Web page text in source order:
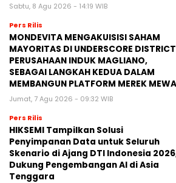
Sabtu, 8 Agu 2026 - 14:19 WIB
Pers Rilis
MONDEVITA MENGAKUISISI SAHAM
MAYORITAS DI UNDERSCORE
PERUSAHAAN INDUK MAGLIANO,
SEBAGAI LANGKAH KEDUA DALAM
MEMBANGUN PLATFORM MEREK
Jumat, 7 Agu 2026 - 09:32 WIB
Pers Rilis
HIKSEMI Tampilkan Solusi
Penyimpanan Data untuk Seluruh
Skenario di Ajang DTI Indonesia
Dukung Pengembangan AI di Asia
Tenggara